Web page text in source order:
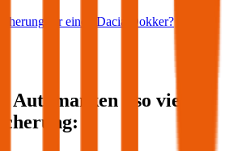
für einen Dacia Dokker?
Automarken - so viel